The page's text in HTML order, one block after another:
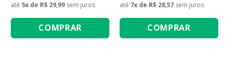
até 5x de R$ 29,99 sem juros
COMPRAR
até 7x de R$ 28,57 sem juros
COMPRAR